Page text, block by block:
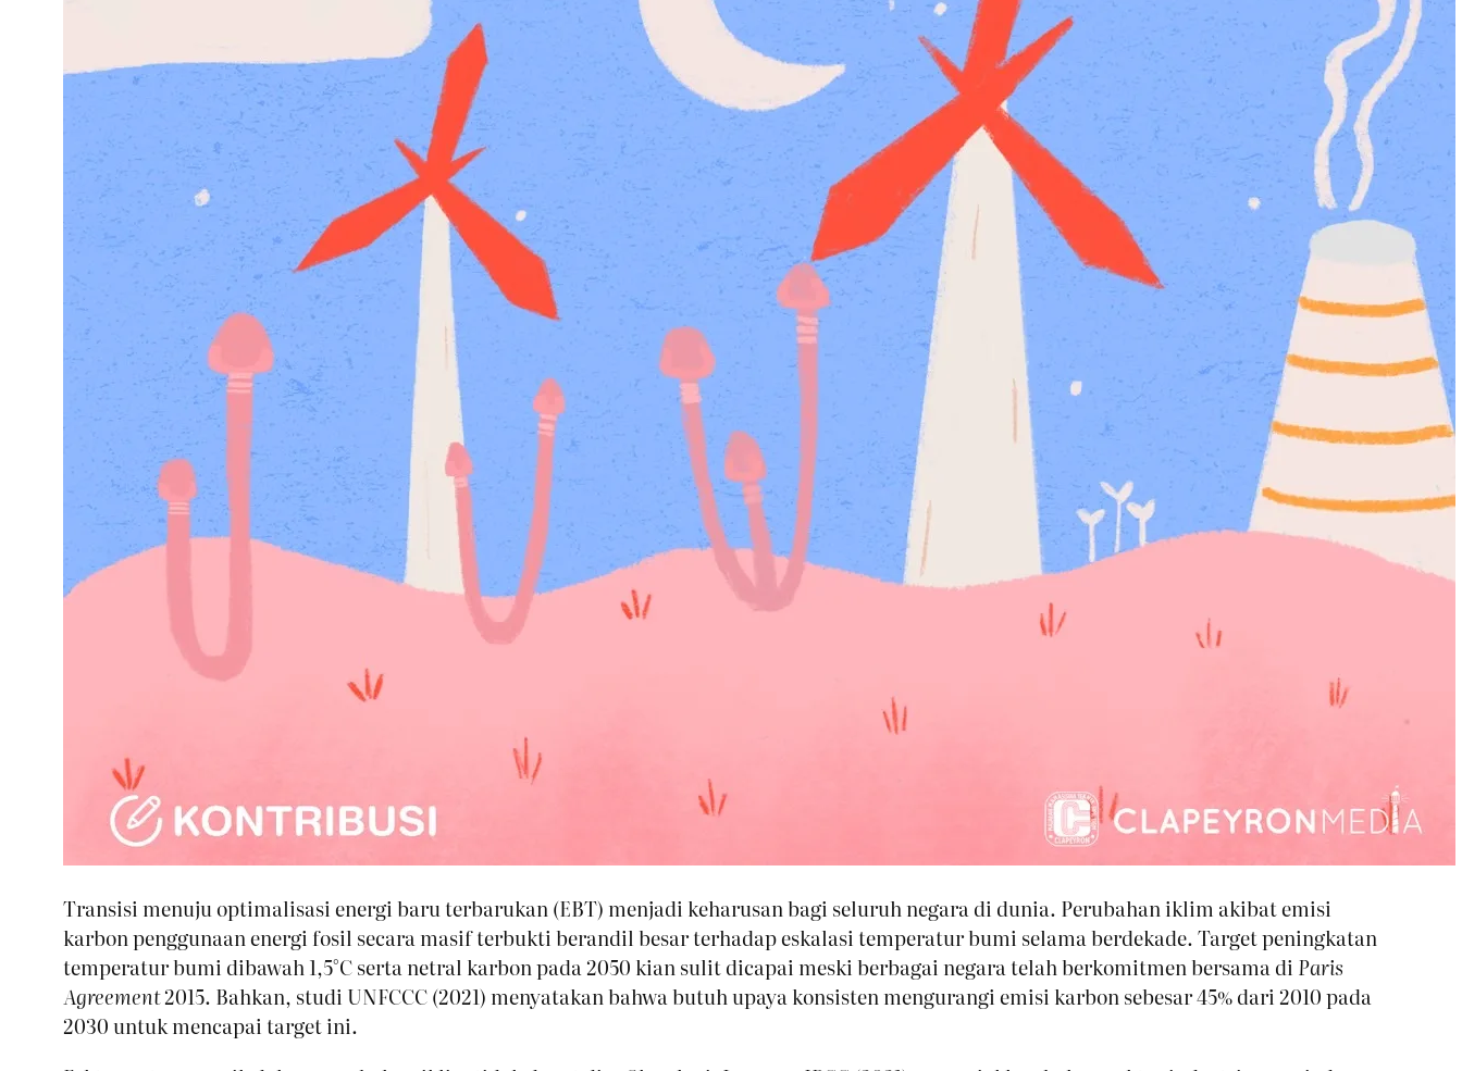
Transisi menuju optimalisasi energi baru terbarukan (EBT) menjadi keharusan bagi seluruh negara di dunia. Perubahan iklim akibat emisi
karbon penggunaan energi fosil secara masif terbukti berandil besar terhadap eskalasi temperatur bumi selama berdekade. Target peningkatan
temperatur bumi dibawah1,5°C serta netral karbon pada 2050 kian sulit dicapai meski berbagai negara telah berkomitmen bersama di Paris
Agreement2015. Bahkan, studi UNFCCC (2021) menyatakan bahwa butuh upaya konsisten mengurangi emisi karbon sebesar 45% dari 2010 pada
2030 untuk mencapai target ini.